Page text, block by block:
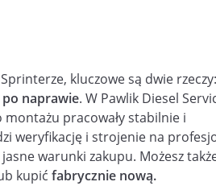
kluczowe są dwie rzeczy:
naprawie. W Pawlik Diesel
montażu pracowały stabilnie i
weryfikację i strojenie na
jasne warunki zakupu. Możesz
kupić fabrycznie nową.